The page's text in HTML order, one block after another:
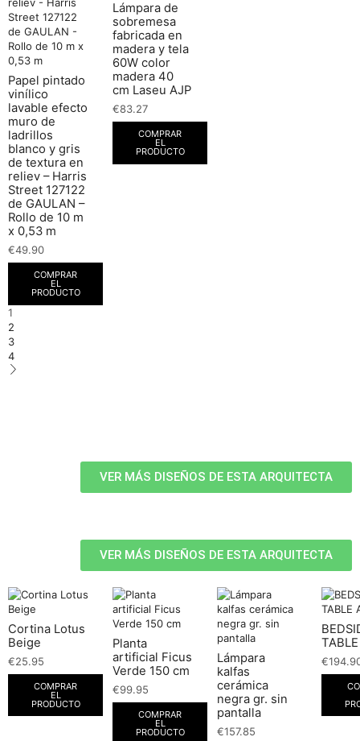
Papel pintado
vinílico
lavable efecto
muro de
ladrillos
blanco y gris
de textura en
reliev – Harris
Street 127122
de GAULAN –
Rollo de 10 m
x 0,53 m
€49.90
COMPRAR
EL
PRODUCTO
Lámpara de
sobremesa
fabricada en
madera y tela
60W color
madera 40
cm Laseu AJP
€83.27
COMPRAR
EL
PRODUCTO
1
2
3
4
VER MÁS DISEÑOS DE ESTA ARQUITECTA
VER MÁS DISEÑOS DE ESTA ARQUITECTA
Cortina Lotus
Beige
€25.95
COMPRAR
EL
PRODUCTO
Planta
artificial Ficus
Verde 150 cm
€99.95
COMPRAR
EL
PRODUCTO
Lámpara
kalfas
cerámica
negra gr. sin
pantalla
€157.85
€